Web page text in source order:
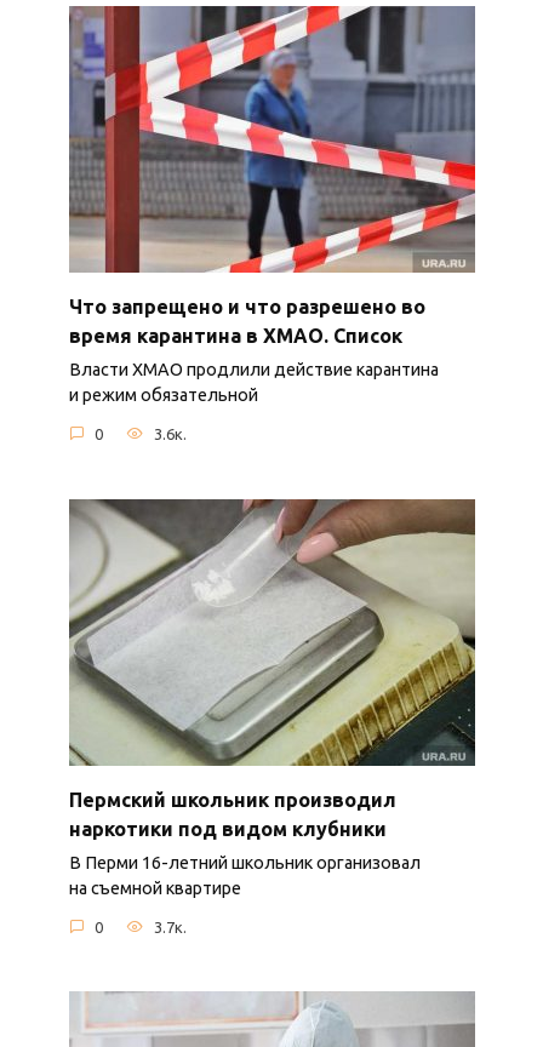
Что запрещено и что разрешено во
время карантина в ХМАО. Список
Власти ХМАО продлили действие карантина
и режим обязательной
0 3.6к.
Пермский школьник производил
наркотики под видом клубники
В Перми 16-летний школьник организовал
на съемной квартире
0 3.7к.